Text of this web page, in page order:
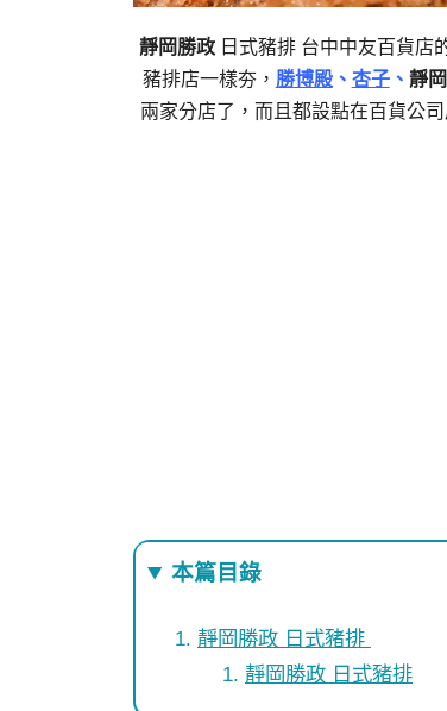
靜岡勝政 日式豬排 台中中友百貨店
豬排店一樣夯， 勝博殿、 杏子、 靜
兩家分店了，而且都設點在百貨公司
本篇目錄
靜岡勝政 日式豬排
靜岡勝政 日式豬排